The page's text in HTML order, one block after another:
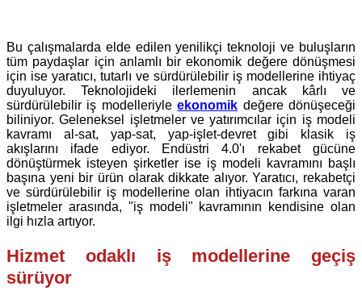
Bu çalışmalarda elde edilen yenilikçi teknoloji ve buluşların
tüm paydaşlar için anlamlı bir ekonomik değere dönüşmesi
için ise yaratıcı, tutarlı ve sürdürülebilir iş modellerine ihtiyaç
duyuluyor. Teknolojideki ilerlemenin ancak kârlı ve
sürdürülebilir iş modelleriyleekonomik değere dönüşeceği
biliniyor. Geleneksel işletmeler ve yatırımcılar için iş modeli
kavramı al-sat, yap-sat, yap-işlet-devret gibi klasik iş
akışlarını ifade ediyor. Endüstri 4.0'ı rekabet gücüne
dönüştürmek isteyen şirketler ise iş modeli kavramını başlı
başına yeni bir ürün olarak dikkate alıyor. Yaratıcı, rekabetçi
ve sürdürülebilir iş modellerine olan ihtiyacın farkına varan
işletmeler arasında, "iş modeli" kavramının kendisine olan
ilgi hızla artıyor.
Hizmet odaklı iş modellerine geçiş
sürüyor